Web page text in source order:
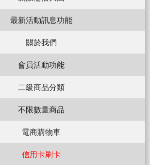
最新活動訊息功能
關於我們
會員活動功能
二級商品分類
不限數量商品
電商購物車
信用卡刷卡